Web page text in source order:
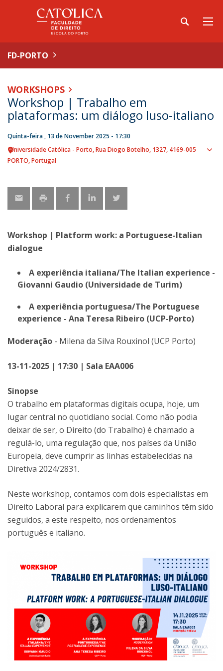
FD-PORTO
WORKSHOPS
Workshop | Trabalho em
plataformas: um diálogo luso-italiano
Quinta-feira , 13 de November 2025 - 17:30
Universidade Católica - Porto Rua Diogo Botelho, 1327 4169-005
PORTO Portugal
Workshop | Platform work: a Portuguese-Italian
dialogue
A experiência italiana/The Italian experience -
Giovanni Gaudio (Universidade de Turim)
A experiência portuguesa/The Portuguese
experience - Ana Teresa Ribeiro (UCP-Porto)
Moderação - Milena da Silva Rouxinol (UCP Porto)
13-11-2025 | 17:30 | Sala EAA006
Sinopse
O trabalho em plataformas digitais ocupa, hoje, um
lugar central no quotidiano social. Como não podia
deixar de ser, o Direito (do Trabalho) é chamado a
regulá-lo, uma regulação que, nos países da União
Europeia, deve cumprir as linhas estabelecidas na
Diretiva 2024/2831.
Neste workshop, contamos com dois especialistas em
Direito Laboral para explicarem que caminhos têm sido
seguidos, a este respeito, nos ordenamentos
português e italiano.